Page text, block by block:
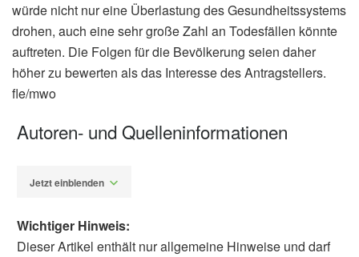
würde nicht nur eine Überlastung des Gesundheitssystems
drohen, auch eine sehr große Zahl an Todesfällen könnte
auftreten. Die Folgen für die Bevölkerung seien daher
höher zu bewerten als das Interesse des Antragstellers.
fle/mwo
Autoren- und Quelleninformationen
Jetzt einblenden
Wichtiger Hinweis:
Dieser Artikel enthält nur allgemeine Hinweise und darf